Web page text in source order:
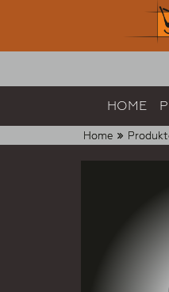
HOME
Home